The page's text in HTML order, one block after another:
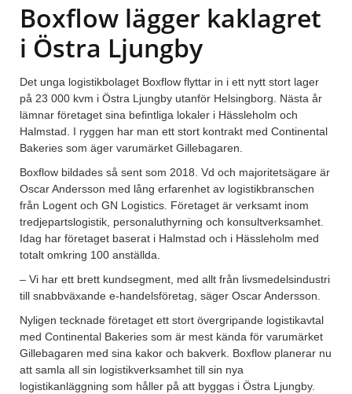
Boxflow lägger kaklagret
i Östra Ljungby
Det unga logistikbolaget Boxflow flyttar in i ett nytt stort lager
på 23 000 kvm i Östra Ljungby utanför Helsingborg. Nästa år
lämnar företaget sina befintliga lokaler i Hässleholm och
Halmstad. I ryggen har man ett stort kontrakt med Continental
Bakeries som äger varumärket Gillebagaren.
Boxflow bildades så sent som 2018. Vd och majoritetsägare är
Oscar Andersson med lång erfarenhet av logistikbranschen
från Logent och GN Logistics. Företaget är verksamt inom
tredjepartslogistik, personaluthyrning och konsultverksamhet.
Idag har företaget baserat i Halmstad och i Hässleholm med
totalt omkring 100 anställda.
– Vi har ett brett kundsegment, med allt från livsmedelsindustri
till snabbväxande e-handelsföretag, säger Oscar Andersson.
Nyligen tecknade företaget ett stort övergripande logistikavtal
med Continental Bakeries som är mest kända för varumärket
Gillebagaren med sina kakor och bakverk. Boxflow planerar nu
att samla all sin logistikverksamhet till sin nya
logistikanläggning som håller på att byggas i Östra Ljungby.